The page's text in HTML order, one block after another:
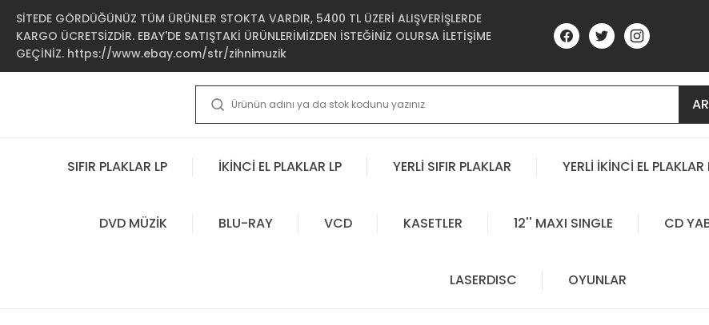
SİTEDE GÖRDÜĞÜNÜZ TÜM ÜRÜNLER STOKTA VARDIR, 5400 TL ÜZERİ ALIŞVERİŞLERDE
KARGO ÜCRETSİZDİR. EBAY'DE SATIŞTAKİ ÜRÜNLERİMİZDEN İSTEĞİNİZ OLURSA İLETİŞİME
GEÇİNİZ. https://www.ebay.com/str/zihnimuzik
SIFIR PLAKLAR LP İKİNCİ EL PLAKLAR LP YERLİ SIFIR PLAKLAR YERLİ İKİNCİ EL PLAKLAR
DVD MÜZİK BLU-RAY VCD KASETLER 12'' MAXI SINGLE CD
LASERDISC OYUNLAR